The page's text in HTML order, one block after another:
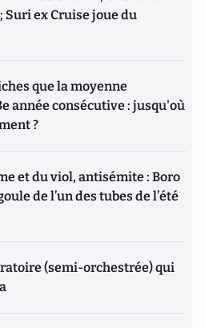
ex Cruise joue du
que la moyenne
année consécutive : jusqu'où
?
et du viol, antisémite : Boro
de l’un des tubes de l’été
(semi-orchestrée) qui